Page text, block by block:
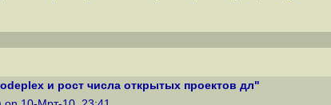
и рост числа открытых проектов дл"